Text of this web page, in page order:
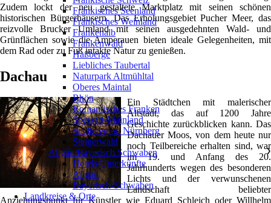
Zudem lockt der neu gestaltete Marktplatz mit seinen schönen
historischen Bürgerhäusern. Das Erholungsgebiet Pucher Meer, das
reizvolle Brucker Umland mit seinen ausgedehnten Wald- und
Grünflächen sowie die Amperauen bieten ideale Gelegenheiten, mit
dem Rad oder zu Fuß intakte Natur zu genießen.
Dachau
Ein Städtchen mit malerischer
Altstadt, das auf 1200 Jahre
Geschichte zurückblicken kann. Das
Dachauer Moos, von dem heute nur
noch Teilbereiche erhalten sind, war
im 19. und Anfang des 20.
Jahrhunderts wegen des besonderen
Lichts und der verwunschenen
Landschaft beliebter
Anziehungspunkt für Künstler wie Eduard Schleich oder Willhelm
Fränkisches Seenland
Fränkisches Weinland
Frankenalb
Frankenwald
Haßberge
Liebliches Taubertal
Naturpark Altmühltal
Oberes Maintal
Rhön
Romantisches Franken
Spessart-Mainland
Städteregion Nürnberg
Steigerwald
Allgäu/Bayerisch Schwaben
❯
Hotels/Unterkünfte
Allgäu
Bayerisch-Schwaben
Landkreise & Orte